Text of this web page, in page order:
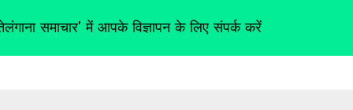
समाचार' में आपके विज्ञापन के लिए संपर्क करें